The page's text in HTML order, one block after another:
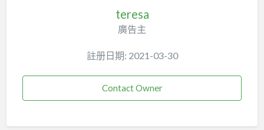
teresa
廣告主
註册日期: 2021-03-30
Contact Owner